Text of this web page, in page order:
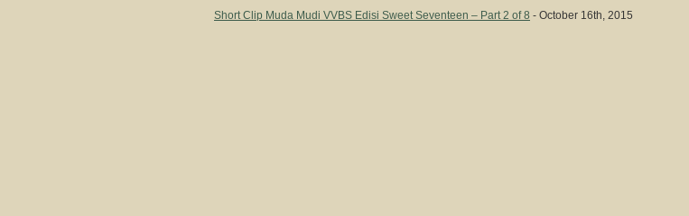
Short Clip Muda Mudi VVBS Edisi Sweet Seventeen – Part 2 of 8 - October 16th, 2015